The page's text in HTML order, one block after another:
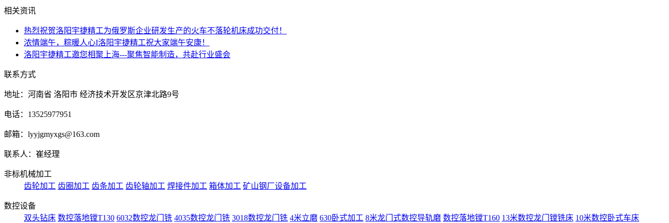
相关资讯
热烈祝贺洛阳宇捷精工为俄罗斯企业研发生产的火车不落轮机床成功交付！
浓情端午，粽暖人心I洛阳宇捷精工祝大家端午安康！
洛阳宇捷精工邀您相聚上海---聚焦智能制造，共赴行业盛会
联系方式
地址：河南省 洛阳市 经济技术开发区京津北路9号
电话：13525977951
邮箱：lyyjgmyxgs@163.com
联系人：崔经理
非标机械加工
齿轮加工 齿圈加工 齿条加工 齿轮轴加工 焊接件加工 箱体加工 矿山钢厂设备加工
数控设备
双头钻床 数控落地镗T130 6032数控龙门铣 4035数控龙门铣 3018数控龙门铣 4米立磨 630卧式加工 8米龙门式数控导轨磨 数控落地镗T160 13米数控龙门镗铣床 10米数控卧式车床